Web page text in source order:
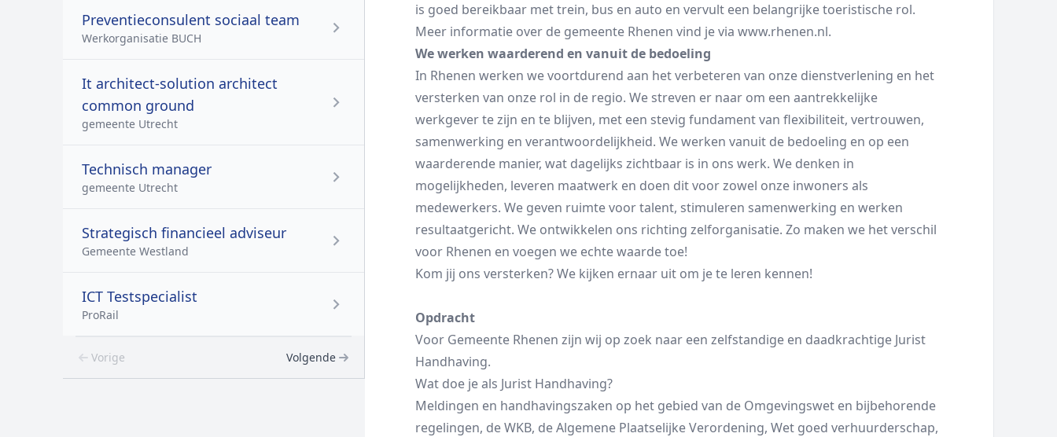
Preventieconsulent sociaal team
Werkorganisatie BUCH
It architect-solution architect
common ground
gemeente Utrecht
Technisch manager
gemeente Utrecht
Strategisch financieel adviseur
Gemeente Westland
ICT Testspecialist
ProRail
Vorige Volgende
is goed bereikbaar met trein, bus en auto en vervult een belangrijke toeristische rol.
Meer informatie over de gemeente Rhenen vind je via www.rhenen.nl.
We werken waarderend en vanuit de bedoeling
In Rhenen werken we voortdurend aan het verbeteren van onze dienstverlening en het
versterken van onze rol in de regio. We streven er naar om een aantrekkelijke
werkgever te zijn en te blijven, met een stevig fundament van flexibiliteit, vertrouwen,
samenwerking en verantwoordelijkheid. We werken vanuit de bedoeling en op een
waarderende manier, wat dagelijks zichtbaar is in ons werk. We denken in
mogelijkheden, leveren maatwerk en doen dit voor zowel onze inwoners als
medewerkers. We geven ruimte voor talent, stimuleren samenwerking en werken
resultaatgericht. We ontwikkelen ons richting zelforganisatie. Zo maken we het verschil
voor Rhenen en voegen we echte waarde toe!
Kom jij ons versterken? We kijken ernaar uit om je te leren kennen!
Opdracht
Voor Gemeente Rhenen zijn wij op zoek naar een zelfstandige en daadkrachtige Jurist
Handhaving.
Wat doe je als Jurist Handhaving?
Meldingen en handhavingszaken op het gebied van de Omgevingswet en bijbehorende
regelingen, de WKB, de Algemene Plaatselijke Verordening, Wet goed verhuurderschap,